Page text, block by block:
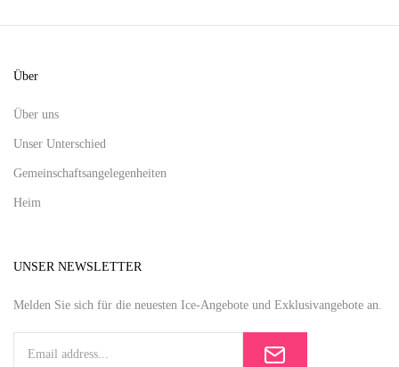
Über
Über uns
Unser Unterschied
Gemeinschaftsangelegenheiten
Heim
UNSER NEWSLETTER
Melden Sie sich für die neuesten Ice-Angebote und Exklusivangebote an.